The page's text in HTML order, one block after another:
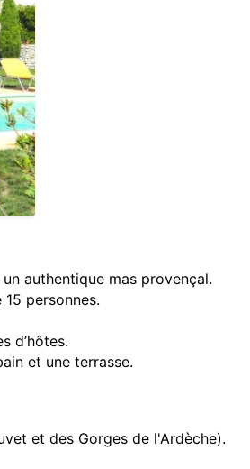
authentique mas provençal.
personnes.
d’hôtes.
et une terrasse.
et des Gorges de l'Ardèche).